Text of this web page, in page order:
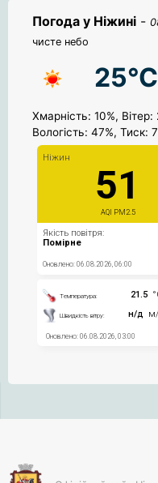
Погода у Ніжині -
чисте небо
25°C
Хмарність: 10%,
Вологість: 47%, Тиск: